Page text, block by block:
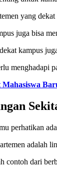
yang
juga bisa
kampus
menghadapi
perhatikan
adalah
contoh dari